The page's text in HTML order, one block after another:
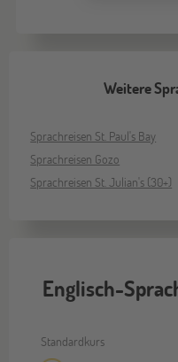
Weitere
Sprachreisen St. Paul's Bay
Sprachreisen Gozo
Sprachreisen St. Julian's (30+)
Englisch-
Standardkurs